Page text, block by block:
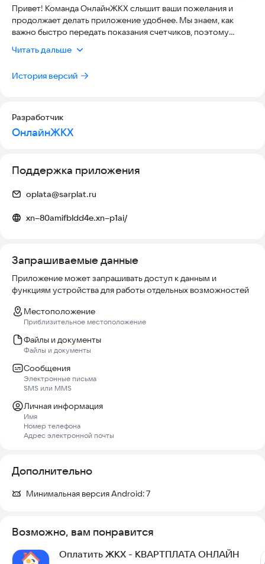
Привет! Команда ОнлайнЖКХ слышит ваши пожелания и
продолжает делать приложение удобнее. Мы знаем, как
важно быстро передать показания счетчиков, поэтому
а процесс занимает буквально минуту.
Кроме того, мы «подкрутили винтики» в коде, чтобы
комфортом!
Читать дальше
История версий
Разработчик
ОнлайнЖКХ
Поддержка приложения
oplata@sarplat.ru
xn--80amifbldd4e.xn--p1ai/
Запрашиваемые данные
Приложение может запрашивать доступ к данным и
функциям устройства для работы отдельных возможностей
Местоположение
Приблизительное местоположение
Файлы и документы
Файлы и документы
Сообщения
Электронные письма
SMS или MMS
Личная информация
Имя
Номер телефона
Адрес электронной почты
Дополнительно
Минимальная версия Android:7
Возможно, вам понравится
Оплатить ЖКХ - КВАРТПЛАТА ОНЛАЙН